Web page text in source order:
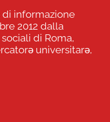
di informazione
2012 dalla
di Roma,
universitarə,